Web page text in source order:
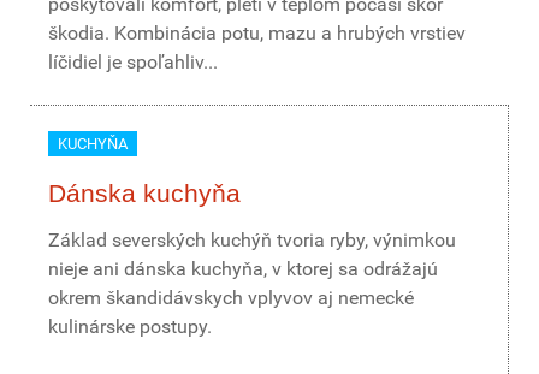
škodia. Kombinácia potu, mazu a hrubých vrstiev
líčidiel je spoľahliv...
KUCHYŇA
Dánska kuchyňa
Základ severských kuchýň tvoria ryby, výnimkou
nieje ani dánska kuchyňa, v ktorej sa odrážajú
okrem škandidávskych vplyvov aj nemecké
kulinárske postupy.